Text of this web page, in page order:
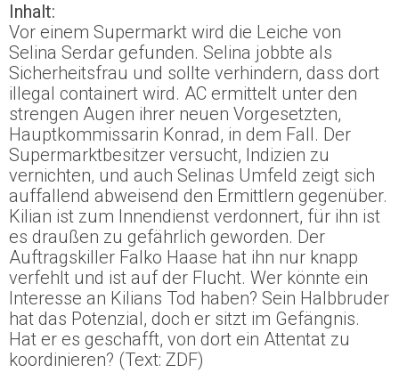
Inhalt:
Vor einem Supermarkt wird die Leiche von
Selina Serdar gefunden. Selina jobbte als
Sicherheitsfrau und sollte verhindern, dass dort
illegal containert wird. AC ermittelt unter den
strengen Augen ihrer neuen Vorgesetzten,
Hauptkommissarin Konrad, in dem Fall. Der
Supermarktbesitzer versucht, Indizien zu
vernichten, und auch Selinas Umfeld zeigt sich
auffallend abweisend den Ermittlern gegenüber.
Kilian ist zum Innendienst verdonnert, für ihn ist
es draußen zu gefährlich geworden. Der
Auftragskiller Falko Haase hat ihn nur knapp
verfehlt und ist auf der Flucht. Wer könnte ein
Interesse an Kilians Tod haben? Sein Halbbruder
hat das Potenzial, doch er sitzt im Gefängnis.
Hat er es geschafft, von dort ein Attentat zu
koordinieren? (Text: ZDF)